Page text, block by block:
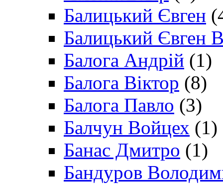
Балицький Євген
Балицький Євген
Балога Андрій (1)
Балога Віктор (8)
Балога Павло (3)
Балчун Войцех (1)
Банас Дмитро (1)
Бандуров